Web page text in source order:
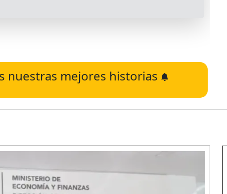
nuestras mejores historias